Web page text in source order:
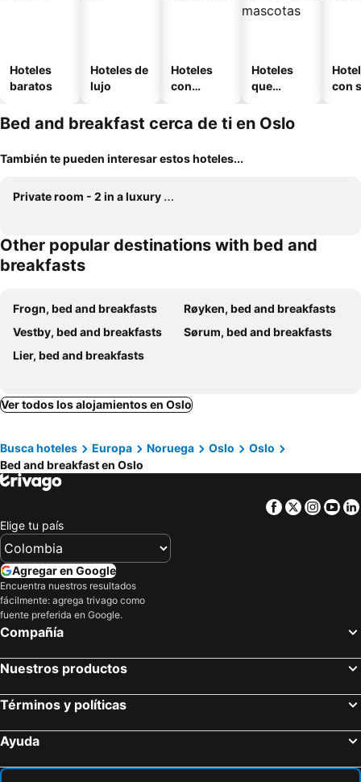
Hoteles
baratos
Hoteles de
lujo
Hoteles
con
Hoteles
que
mascotas
con
Bed and breakfast cerca de ti en Oslo
También te pueden interesar estos hoteles...
Private room - 2 in a luxury villa CHALET STYLE
Other popular destinations with bed and
breakfasts
Frogn, bed and breakfasts
Røyken, bed and breakfasts
Vestby, bed and breakfasts
Sørum, bed and breakfasts
Lier, bed and breakfasts
Ver todos los alojamientos en Oslo
Busca hoteles Europa Noruega Oslo
Oslo
Bed and breakfast en Oslo
Facebook
Twitter
Elige tu país
Agregar en Google
Encuentra nuestros resultados
fácilmente: agrega trivago como
fuente preferida en Google.
Compañía
Nuestros productos
Términos y políticas
Ayuda